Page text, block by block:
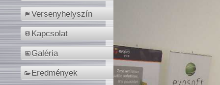
Versenyhelyszín
Kapcsolat
Galéria
Eredmények